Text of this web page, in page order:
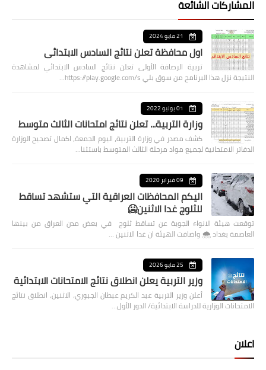
المشاركات الشائعة
21 مايو 2024
اول محافظة تعلن نتائج السادس الابتدائي
تربية الرصافة الأولى تعلن نتائج السادس الابتدائي لمشاهدة
النتيجة نزل هذا البرنامج من سوق بلي https://play.google.com/s…
01 يوليو 2022
وزارة التربية... تعلن نتائج امتحانات الثالث متوسط
كشف مصدر في وزارة التربية، اليوم الجمعة، اكمال تصحيح الوزارة
الدفاتر الامتحانية لجميع مواد مرحلة الثالث المتوسط باستثنا…
09 فبراير 2020
اليكم المحافظات العراقية التي ستشهد تساقط
للثلوج غدا الاثنين🥶
توقعت هيئة الانواء الجوية عن تساقط ثلوج في بعض مدن العراق من بينها
العاصمة بغداد ⁦🌨️⁩ واضافت الهيئة ان غدا الاثنين …
25 مايو 2026
وزير التربية يعلن انطلاق نتائج الامتحانات الابتدائية
أعلن وزير التربية عبد الكريم عبطان الجبوري، الاثنين، انطلاق نتائج
الامتحانات الوزارية للدراسة الابتدائية/ الدور الأول…
اعلان